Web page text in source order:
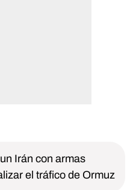
Irán con armas
el tráfico de Ormuz